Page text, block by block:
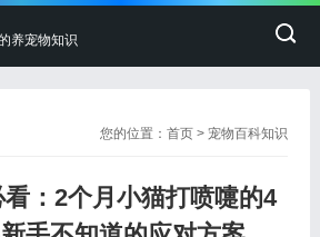
养宠物知识
您的位置：首页 >宠物百科知识
：2个月小猫打喷嚏的4